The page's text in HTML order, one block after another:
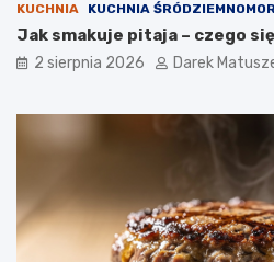
KUCHNIA KUCHNIA
Jak smakuje pitaja – czego
2 sierpnia 2026 Darek